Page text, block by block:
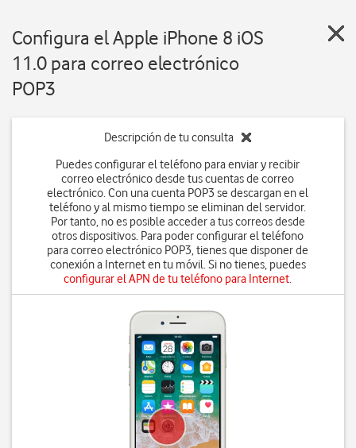
Configura el Apple iPhone 8 iOS
11.0 para correo electrónico
POP3
Descripción de tu consulta
Puedes configurar el teléfono para enviar y recibir
correo electrónico desde tus cuentas de correo
electrónico. Con una cuenta POP3 se descargan en el
teléfono y al mismo tiempo se eliminan del servidor.
Por tanto, no es posible acceder a tus correos desde
otros dispositivos. Para poder configurar el teléfono
para correo electrónico POP3, tienes que disponer de
conexión a Internet en tu móvil. Si no tienes, puedes
configurar el APN de tu teléfono para Internet.